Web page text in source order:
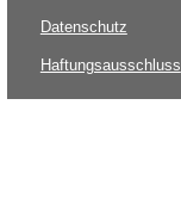
Datenschutz
Haftungsausschluss